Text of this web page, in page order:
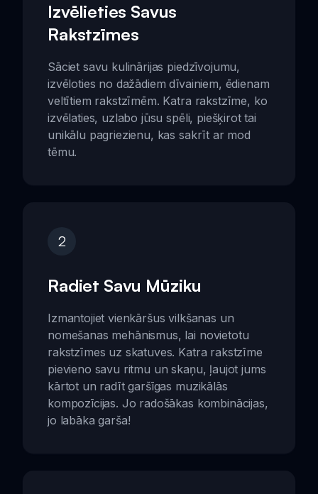
Izvēlieties Savus
Rakstzīmes
Sāciet savu kulinārijas piedzīvojumu,
izvēloties no dažādiem dīvainiem, ēdienam
veltītiem rakstzīmēm. Katra rakstzīme, ko
izvēlaties, uzlabo jūsu spēli, piešķirot tai
unikālu pagriezienu, kas sakrīt ar mod
tēmu.
2
Radiet Savu Mūziku
Izmantojiet vienkāršus vilkšanas un
nomešanas mehānismus, lai novietotu
rakstzīmes uz skatuves. Katra rakstzīme
pievieno savu ritmu un skaņu, ļaujot jums
kārtot un radīt garšīgas muzikālās
kompozīcijas. Jo radošākas kombinācijas,
jo labāka garša!